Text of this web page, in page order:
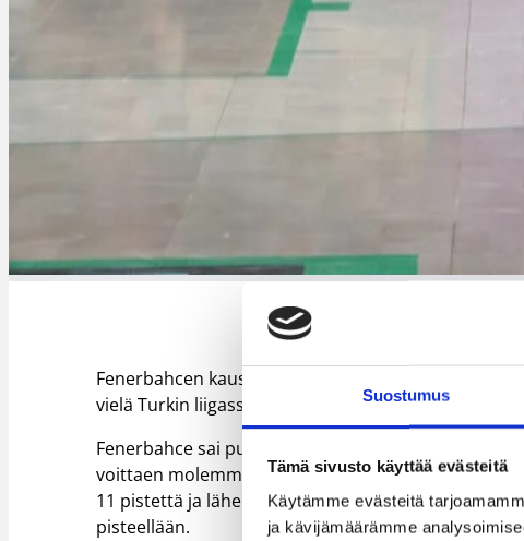
Suostumus
Tämä sivusto käyttää evästeitä
Käytämme evästeitä
ja kävijämäärämme
Fenerbahcen kausi Euroliigassa päättyi Final
vielä Turkin liigassa. Fenerbahce aloitti
Fenerbahce sai puolivälierässä vastaansa
voittaen molemmat pelit yli 20 pisteen erolla.
11 pistettä ja lähennellen tupla-tuplaa kahdeksalla
pisteellään.